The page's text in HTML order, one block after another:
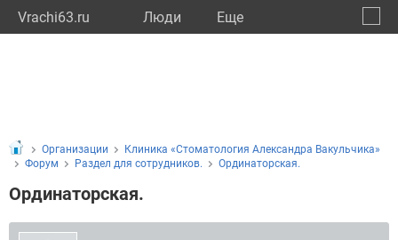
Vrachi63.ru Люди Eще
Организации
Клиника «Стоматология Александра Вакульчика»
Форум
Раздел для сотрудников. Ординаторская.
Ординаторская.